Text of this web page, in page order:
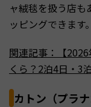
ャ絨毯を扱う店も
ッピングできます
関連記事：【
くら？2泊4日・3
カトン（プラナ